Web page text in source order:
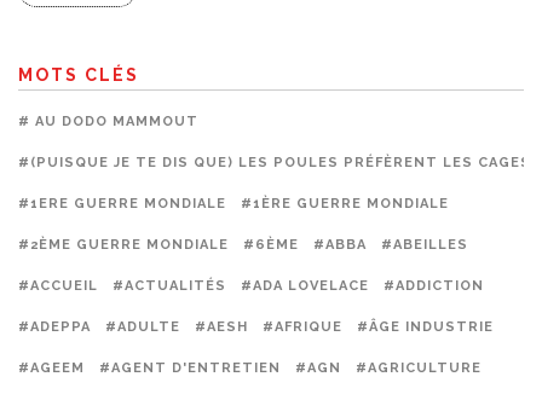
MOTS CLÉS
# AU DODO MAMMOUT
#(PUISQUE JE TE DIS QUE) LES POULES PRÉFÈRENT LES CAGES
#1ERE GUERRE MONDIALE #1ÈRE GUERRE MONDIALE
#2ÈME GUERRE MONDIALE #6ÈME #ABBA #ABEILLES
#ACCUEIL #ACTUALITÉS #ADA LOVELACE #ADDICTION
#ADEPPA #ADULTE #AESH #AFRIQUE #ÂGE INDUSTRIE
#AGEEM #AGENT D'ENTRETIEN #AGN #AGRICULTURE